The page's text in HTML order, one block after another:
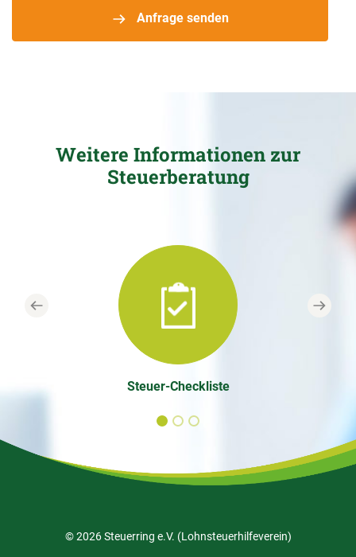
Anfrage senden
Weitere Informationen zur
Steuerberatung
Steuer-Checkliste
Previous Next
© 2026 Steuerring e.V. (Lohnsteuerhilfeverein)